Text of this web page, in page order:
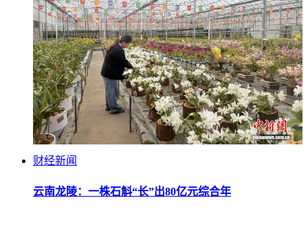
财经新闻
云南龙陵：一株石斛“长”出80亿元综合年